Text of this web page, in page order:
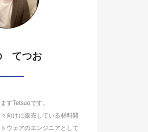
てつお
すTetsuoです。
向けに販売している材料開
ウェアのエンジニアとして